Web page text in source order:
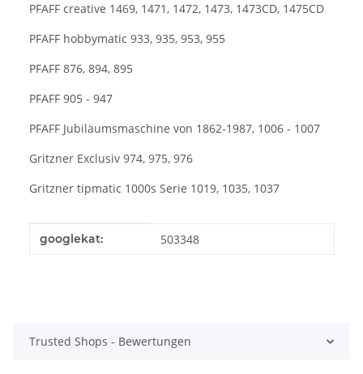
PFAFF creative 1469, 1471, 1472, 1473, 1473CD, 1475CD
PFAFF hobbymatic 933, 935, 953, 955
PFAFF 876, 894, 895
PFAFF 905 - 947
PFAFF Jubiläumsmaschine von 1862-1987, 1006 - 1007
Gritzner Exclusiv 974, 975, 976
Gritzner tipmatic 1000s Serie 1019, 1035, 1037
Produkteigenschaft
Wert
googlekat: 503348
Trusted Shops - Bewertungen